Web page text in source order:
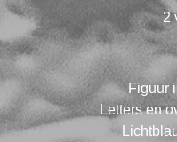
2
Figuur
Letters en